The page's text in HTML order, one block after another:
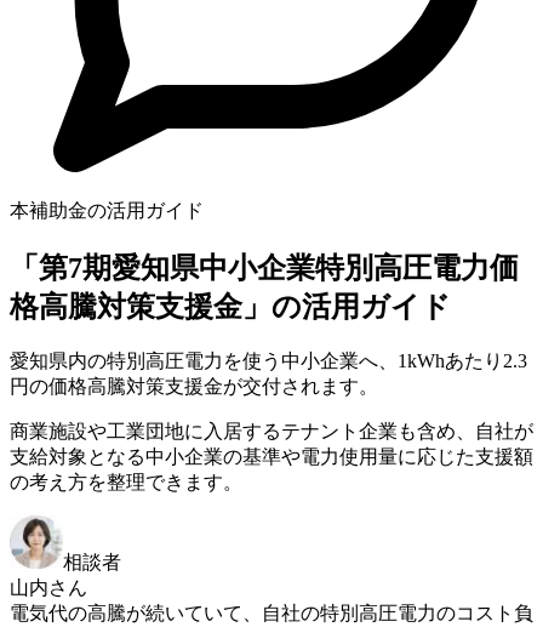
本補助金の活用ガイド
「第7期愛知県中小企業特別高圧電力価
格高騰対策支援金」の活用ガイド
愛知県内の特別高圧電力を使う中小企業へ、1kWhあたり2.3
円の価格高騰対策支援金が交付されます。
商業施設や工業団地に入居するテナント企業も含め、自社が
支給対象となる中小企業の基準や電力使用量に応じた支援額
の考え方を整理できます。
相談者
山内さん
電気代の高騰が続いていて、自社の特別高圧電力のコスト負